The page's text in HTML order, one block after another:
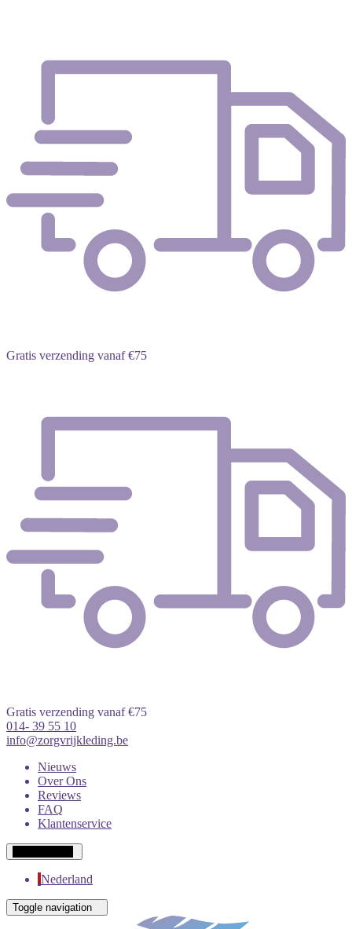
Gratis verzending vanaf €75
Gratis verzending vanaf €75
014- 39 55 10
info@zorgvrijkleding.be
Nieuws
Over Ons
Reviews
FAQ
Klantenservice
Nederland
Toggle navigation